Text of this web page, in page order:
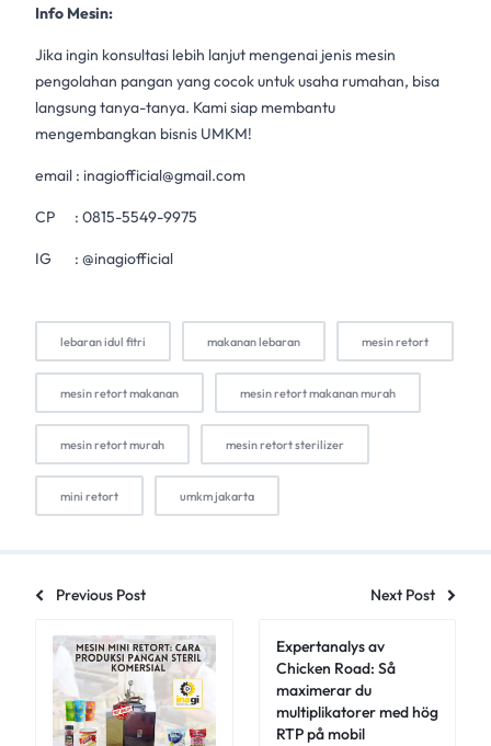
Info Mesin:
Jika ingin konsultasi lebih lanjut mengenai jenis mesin
pengolahan pangan yang cocok untuk usaha rumahan, bisa
langsung tanya-tanya. Kami siap membantu
mengembangkan bisnis UMKM!
email : inagiofficial@gmail.com
CP : 0815-5549-9975
IG : @inagiofficial
lebaran idul fitri makanan lebaran mesin retort
mesin retort makanan mesin retort makanan murah
mesin retort murah mesin retort sterilizer
mini retort umkm jakarta
Previous Post Next Post
Expertanalys av
Chicken Road: Så
maximerar du
multiplikatorer med hög
RTP på mobil